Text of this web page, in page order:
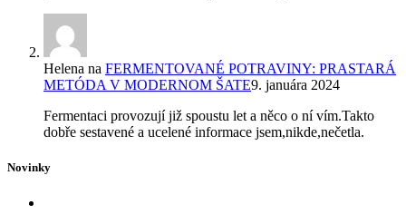
Helena na FERMENTOVANÉ POTRAVINY: PRASTARÁ
METÓDA V MODERNOM ŠATE9. januára 2024
Fermentaci provozují již spoustu let a něco o ní vím.Takto
dobře sestavené a ucelené informace jsem,nikde,nečetla.
Novinky